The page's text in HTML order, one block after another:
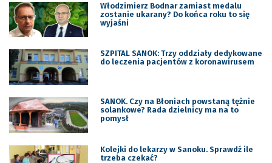
Włodzimierz Bodnar zamiast medalu
zostanie ukarany? Do końca roku to się
wyjaśni
SZPITAL SANOK: Trzy oddziały dedykowane
do leczenia pacjentów z koronawirusem
SANOK. Czy na Błoniach powstaną tężnie
solankowe? Rada dzielnicy ma na to
pomysł
Kolejki do lekarzy w Sanoku. Sprawdź ile
trzeba czekać?